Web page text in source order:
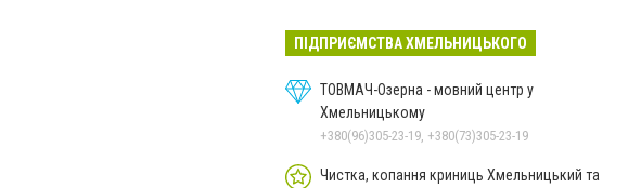
ПІДПРИЄМСТВА ХМЕЛЬНИЦЬКОГО
ТОВМАЧ-Озерна - мовний центр у
Хмельницькому
+380(96)305-23-19, +380(73)305-23-19
Чистка, копання криниць Хмельницький та